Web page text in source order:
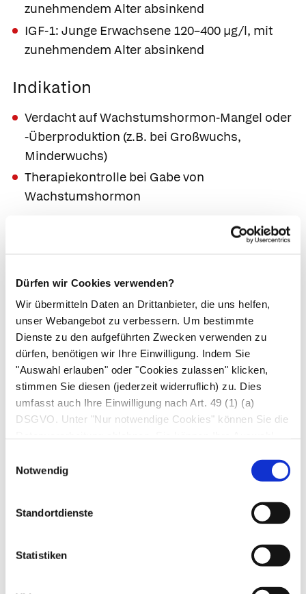
Dürfen wir Cookies verwenden?
Wir übermitteln Daten an Drittanbieter, die uns helfen,
unser Webangebot zu verbessern. Um bestimmte
Dienste zu den aufgeführten Zwecken verwenden zu
dürfen, benötigen wir Ihre Einwilligung. Indem Sie
"Auswahl erlauben" oder "Cookies zulassen" klicken,
stimmen Sie diesen (jederzeit widerruflich) zu. Dies
umfasst auch Ihre Einwilligung nach Art. 49 (1) (a)
DSGVO. Unter "Nur notwendige Cookies" können Sie die
Notwendig
Standortdienste
Statistiken
zunehmendem Alter absinkend
IGF-1: Junge Erwachsene 120–400 µg/l, mit
zunehmendem Alter absinkend
Indikation
Verdacht auf Wachstumshormon-Mangel oder
-Überproduktion (z.B. bei Großwuchs,
Minderwuchs)
Therapiekontrolle bei Gabe von
Wachstumshormon
durch abnorme Produktion von
Wachstumshormon bei
Hypophysenvorderlappenadenom
Übergewicht
Ursachen erniedrigter Werte
Hypophysenvorderlappen-Unterfunktion
Hinweise
Einzelbestimmungen des Wachstumshormons
lassen nur bei deutlichen Veränderungen eine
durchgeführt werden.